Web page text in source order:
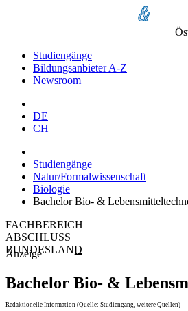
Studiengänge
Bildungsanbieter A-Z
Newsroom
DE
CH
Studiengänge
Natur/Formalwissenschaft
Biologie
Bachelor Bio- &
FACHBEREICH
ABSCHLUSS
BUNDESLAND
Anzeige
Bachelor Bio- &
Redaktionelle Information (Quelle: Studiengang, weitere Quellen)